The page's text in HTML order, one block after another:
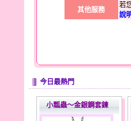
其他服務
若
說
今日最熱門
小瓢蟲～金銀鋼套鍊